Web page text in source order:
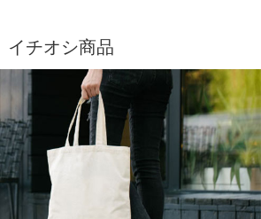
イチオシ商品